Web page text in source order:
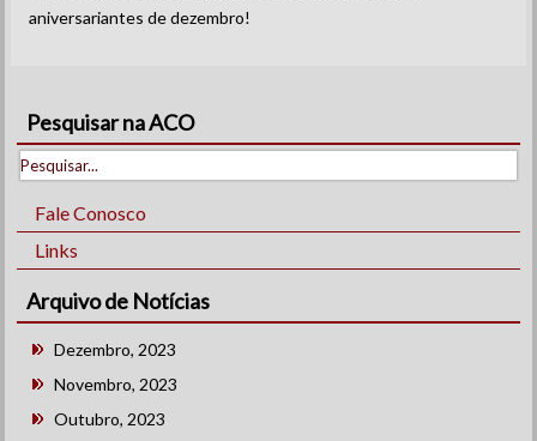
aniversariantes de dezembro!
Pesquisar na ACO
Fale Conosco
Links
Arquivo de Notícias
Dezembro, 2023
Novembro, 2023
Outubro, 2023